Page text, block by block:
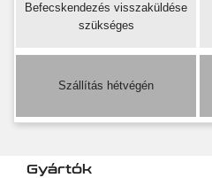
Befecskendezés visszaküldése
szükséges
Szállítás hétvégén
Gyártók